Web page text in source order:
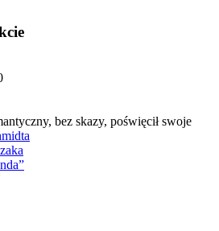
bez skazy, poświęcił swoje